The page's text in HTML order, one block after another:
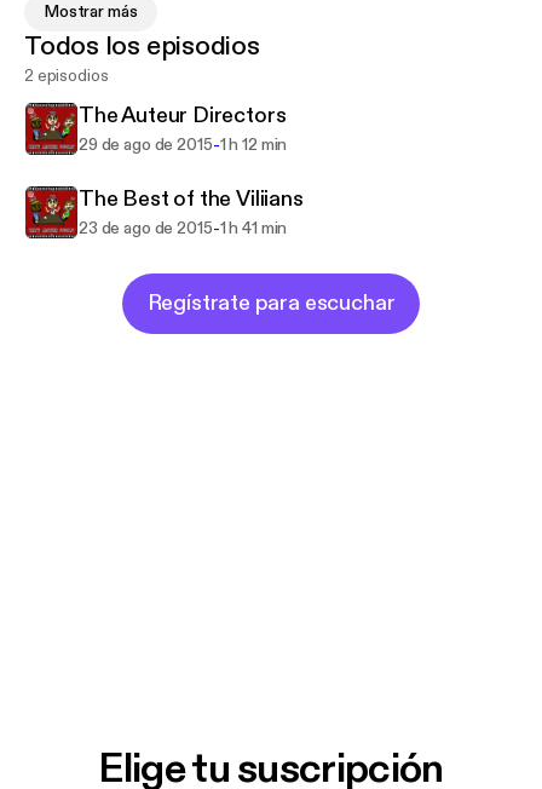
happening in the film industry and share their
personal life along with their experiences working
on different film projects and other media
entertainment.
Mostrar más
Todos los episodios
2 episodios
The Auteur Directors
29 de ago de 2015-1 h 12 min
The Best of the Viliians
23 de ago de 2015-1 h 41 min
Regístrate para escuchar
Elige tu suscripción